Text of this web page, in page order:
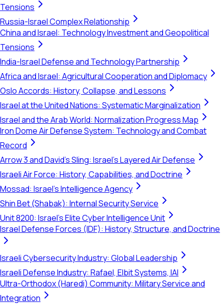
Tensions
Russia-Israel Complex Relationship
China and Israel: Technology Investment and Geopolitical
Tensions
India-Israel Defense and Technology Partnership
Africa and Israel: Agricultural Cooperation and Diplomacy
Oslo Accords: History, Collapse, and Lessons
Israel at the United Nations: Systematic Marginalization
Israel and the Arab World: Normalization Progress Map
Iron Dome Air Defense System: Technology and Combat
Record
Arrow 3 and David's Sling: Israel's Layered Air Defense
Israeli Air Force: History, Capabilities, and Doctrine
Mossad: Israel's Intelligence Agency
Shin Bet (Shabak): Internal Security Service
Unit 8200: Israel's Elite Cyber Intelligence Unit
Israel Defense Forces (IDF): History, Structure, and Doctrine
Israeli Cybersecurity Industry: Global Leadership
Israeli Defense Industry: Rafael, Elbit Systems, IAI
Ultra-Orthodox (Haredi) Community: Military Service and
Integration